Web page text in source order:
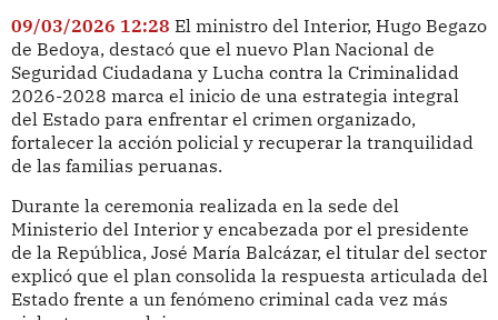
09/03/2026 12:28 El ministro del Interior, Hugo Begazo
de Bedoya, destacó que el nuevo Plan Nacional de
Seguridad Ciudadana y Lucha contra la Criminalidad
2026-2028 marca el inicio de una estrategia integral
del Estado para enfrentar el crimen organizado,
fortalecer la acción policial y recuperar la tranquilidad
de las familias peruanas.
Durante la ceremonia realizada en la sede del
Ministerio del Interior y encabezada por el presidente
de la República, José María Balcázar, el titular del sector
explicó que el plan consolida la respuesta articulada del
Estado frente a un fenómeno criminal cada vez más